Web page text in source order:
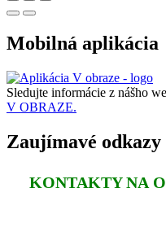
Mobilná aplikácia
Sledujte informácie z nášho
V OBRAZE.
Zaujímavé odkazy
KONTAKTY NA